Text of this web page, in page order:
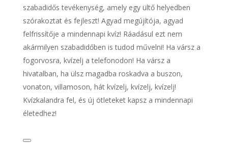
szabadidős tevékenység, amely egy ültő helyedben
szórakoztat és fejleszt! Agyad megújítója, agyad
felfrissítője a mindennapi kvíz! Ráadásul ezt nem
akármilyen szabadidőben is tudod művelni! Ha vársz a
fogorvosra, kvízelj a telefonodon! Ha vársz a
hivatalban, ha ülsz magadba roskadva a buszon,
vonaton, villamoson, hát kvízelj, kvízelj, kvízelj!
Kvízkalandra fel, és új ötleteket kapsz a mindennapi
életedhez!